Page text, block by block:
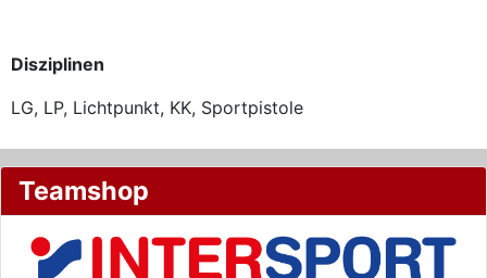
Disziplinen
LG, LP, Lichtpunkt, KK, Sportpistole
Teamshop